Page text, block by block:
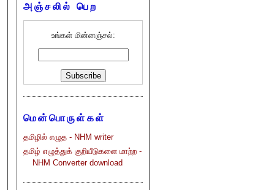
அஞ்சலில் பெற
உங்கள் மின்னஞ்சல்:
மென்பொருள்கள்
தமிழில் எழுத - NHM writer
தமிழ் எழுத்துக் குறியீடுகளை மாற்ற -
NHM Converter download